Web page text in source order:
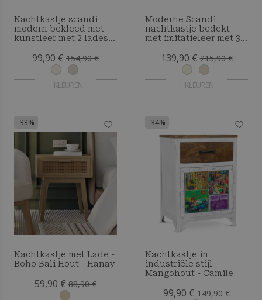
Nachtkastje scandi
modern bekleed met
kunstleer met 2 lades
natuurlijk hout - Barel
99,90 € 154,90 €
+ KLEUREN
Moderne Scandi
nachtkastje bedekt
met imitatieleer met 3
houten poten - Barel
139,90 € 215,90 €
+ KLEUREN
-33%
Nachtkastje met Lade -
Boho Bali Hout - Hanay
59,90 € 88,90 €
-34%
Nachtkastje in
industriële stijl -
Mangohout - Camile
99,90 € 149,90 €